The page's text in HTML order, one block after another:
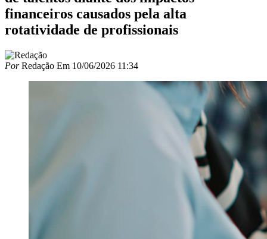
financeiros causados pela alta
rotatividade de profissionais
PorRedação Em 10/06/2026 11:34